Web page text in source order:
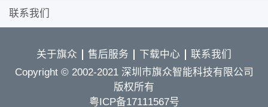
联系我们
关于旗众 售后服务 下载中心
联系我们
Copyright © 2002-2021 深圳市旗众智能科技有限公司
版权所有
粤ICP备17111567号